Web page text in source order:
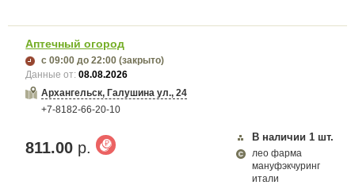
Аптечный огород
с 09:00 до 22:00 (закрыто)
Данные от:08.08.2026
Архангельск, Галушина ул., 24
+7-8182-66-20-10
811.00 р.
В наличии 1 шт.
лео фарма
мануфэкчуринг
итали